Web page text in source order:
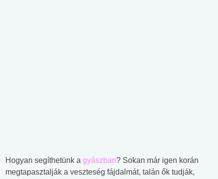
Hogyan segíthetünk a gyászban? Sokan már igen korán
megtapasztalják a veszteség fájdalmát, talán ők tudják,